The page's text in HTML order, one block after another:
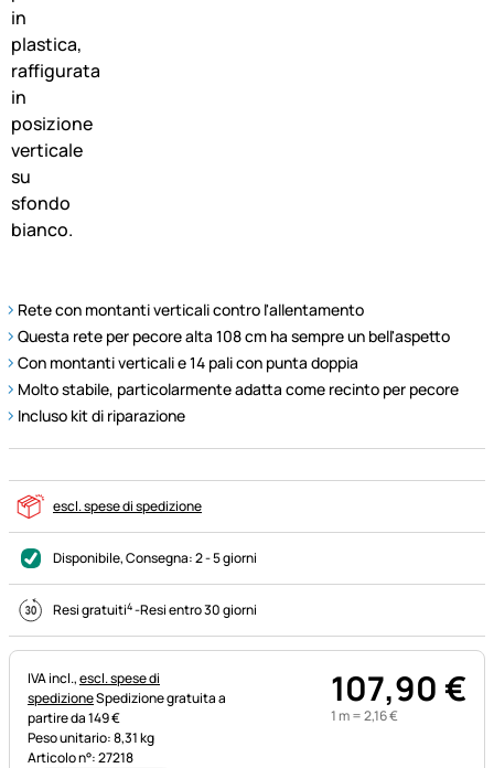
Rete con montanti verticali contro l'allentamento
Questa rete per pecore alta 108 cm ha sempre un bell'aspetto
Con montanti verticali e 14 pali con punta doppia
Molto stabile, particolarmente adatta come recinto per pecore
Incluso kit di riparazione
escl. spese di spedizione
Disponibile, Consegna:2 - 5 giorni
Resi gratuiti4-Resi entro 30 giorni
Informazioni fiscali:
IVA incl.,escl. spese di
spedizioneSpedizione gratuita a
partire da 149 €
Peso unitario: 8,31 kg
Articolo n°: 27218
107,90€
1 m =2,16€